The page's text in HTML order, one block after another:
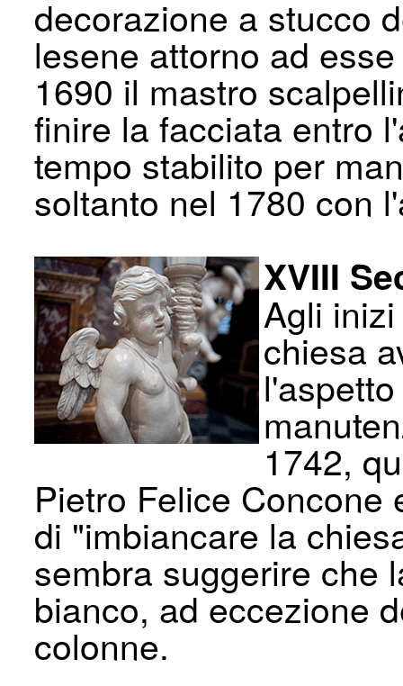
decorazione a stucco
lesene attorno ad
1690 il mastro
finire la facciata entro
tempo stabilito per
soltanto nel 1780 con
XVIII
Agli
chiesa
1742,
Pietro Felice
di "imbiancare la
sembra suggerire che
bianco, ad eccezione
colonne.